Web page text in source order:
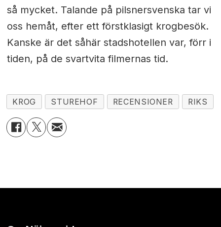
så mycket. Talande på pilsnersvenska tar vi
oss hemåt, efter ett förstklasigt krogbesök.
Kanske är det såhär stadshotellen var, förr i
tiden, på de svartvita filmernas tid.
KROG STUREHOF RECENSIONER RIKS